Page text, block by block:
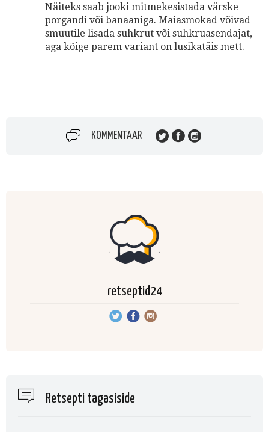
Näiteks saab jooki mitmekesistada värske
porgandi või banaaniga. Maiasmokad võivad
smuutile lisada suhkrut või suhkruasendajat,
aga kõige parem variant on lusikatäis mett.
KOMMENTAAR
retseptid24
Retsepti tagasiside